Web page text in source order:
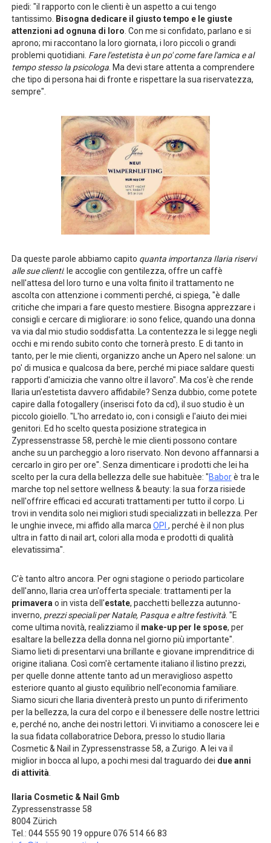
piedi: "il rapporto con le clienti è un aspetto a cui tengo
tantissimo.
Bisogna dedicare il giusto tempo e le giuste
attenzioni ad ognuna di loro . Con me si confidato, parlano e si
aprono; mi raccontano la loro giornata, i loro piccoli o grandi
problemi quotidiani. Fare l'estetista è un po' come fare l'amica e al
tempo stesso la psicologa . Ma devi stare attenta a comprendere
che tipo di persona hai di fronte e rispettare la sua riservatezza,
sempre".
Da queste parole abbiamo capito quanta importanza Ilaria riservi
alle sue clienti: le accoglie con gentilezza, offre un caffè
nell'attesa del loro turno e una volta finito il trattamento ne
ascolta con attenzione i commenti perché, ci spiega, "è dalle
critiche che impari a fare questo mestiere. Bisogna apprezzare i
consigli e cercare di migliorare: io sono felice, quando una donna
va via dal mio studio soddisfatta. La contentezza le si legge negli
occhi e mi rendo subito conto che tornerà presto. E di tanto in
tanto, per le mie clienti, organizzo anche un Apero nel salone: un
po' di musica e qualcosa da bere, perché mi piace saldare questi
rapporti d'amicizia che vanno oltre il lavoro". Ma cos'è che rende
Ilaria un'estetista davvero affidabile? Senza dubbio, come potete
capire dalla fotogallery (inserisci foto da cd), il suo studio è un
piccolo gioiello. "L'ho arredato io, con i consigli e l'aiuto dei miei
genitori. Ed ho scelto questa posizione strategica in
Zypressenstrasse 58, perchè le mie clienti possono contare
anche su un parcheggio a loro riservato. Non devono affannarsi a
cercarlo in giro per ore". Senza dimenticare i prodotti che lei ha
scelto per la cura della bellezza delle sue habituèe: "Baborè tra le
marche top nel settore wellness & beauty: la sua forza risiede
nell'offrire efficaci ed accurati trattamenti per tutto il corpo. Li
trovi in vendita solo nei migliori studi specializzati in bellezza. Per
le unghie invece, mi affido alla marca OPI , perché è il non plus
ultra in fatto di nail art, colori alla moda e prodotti di qualità
elevatissima".
C'è tanto altro ancora. Per ogni stagione o periodo particolare
dell'anno, Ilaria crea un'offerta speciale: trattamenti per la
primavera o in vista dell'estate, pacchetti bellezza autunno-
inverno, prezzi speciali per Natale, Pasqua e altre festività . "E
come ultima novità, realizziamo il make-up per le spose, per
esaltare la bellezza della donna nel giorno più importante".
Siamo lieti di presentarvi una brillante e giovane imprenditrice di
origine italiana. Così com'è certamente italiano il listino prezzi,
per quelle donne attente tanto ad un meraviglioso aspetto
esteriore quanto al giusto equilibrio nell'economia familiare.
Siamo sicuri che Ilaria diventerà presto un punto di riferimento
per la bellezza, la cura del corpo e il benessere delle nostre lettrici
e, perché no, anche dei nostri lettori. Vi invitiamo a conoscere lei e
la sua fidata collaboratrice Debora, presso lo studio Ilaria
Cosmetic & Nail in Zypressenstrasse 58, a Zurigo. A lei va il
miglior in bocca al lupo, a pochi mesi dal traguardo dei due anni
di attività
Ilaria Cosmetic & Nail Gmb
Zypressenstrasse 58
8004 Zürich
Tel.: 044 555 90 19 oppure 076 514 66 83